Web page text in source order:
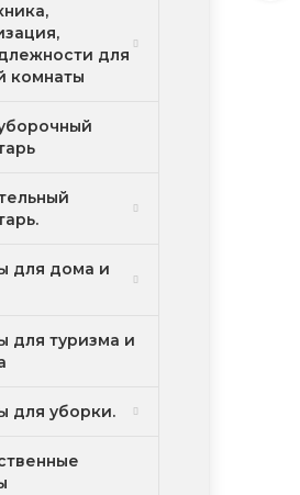
для
комнаты
для дома и
для туризма и
для уборки.